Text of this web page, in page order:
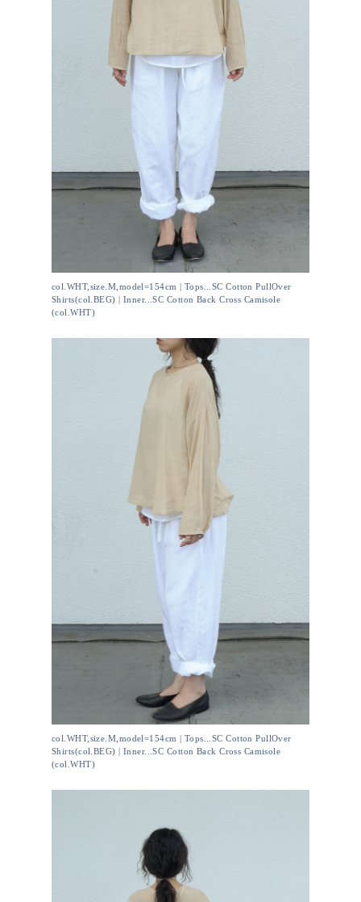
col.WHT,size.M,model=154cm | Tops...SC Cotton PullOver
Shirts(col.BEG) | Inner...SC Cotton Back Cross Camisole
(col.WHT)
col.WHT,size.M,model=154cm | Tops...SC Cotton PullOver
Shirts(col.BEG) | Inner...SC Cotton Back Cross Camisole
(col.WHT)